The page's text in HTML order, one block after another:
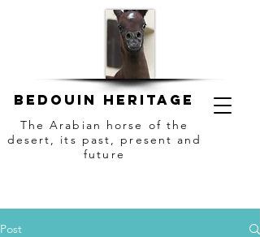
Bedouin HERITAGE
The Arabian horse of the
desert, its past, present and
future
Post